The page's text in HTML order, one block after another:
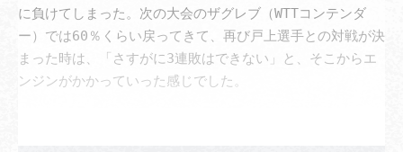
に負けてしまった。次の大会のザグレブ（WTTコンテンダ
ー）では60％くらい戻ってきて、再び戸上選手との対戦が決
まった時は、「さすがに3連敗はできない」と、そこからエ
ンジンがかかっていった感じでした。